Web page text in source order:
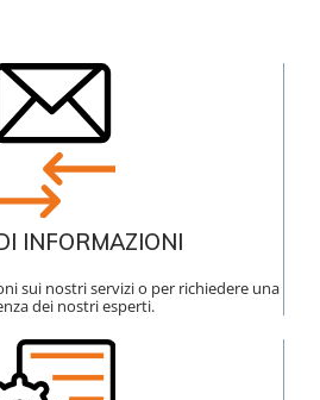
INFORMAZIONI
sui nostri servizi o per richiedere una
dei nostri esperti.